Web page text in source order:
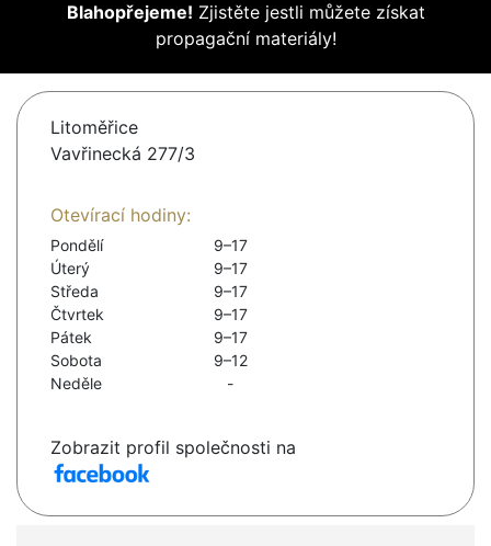
Blahopřejeme! Zjistěte jestli můžete získat
propagační materiály!
Litoměřice
Vavřinecká 277/3
Otevírací hodiny:
Pondělí
9–17
Úterý
9–17
Středa
9–17
Čtvrtek
9–17
Pátek
9–17
Sobota
9–12
Neděle
-
Zobrazit profil společnosti na